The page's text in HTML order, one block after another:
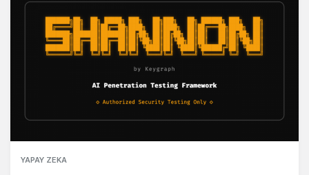
YAPAY ZEKA